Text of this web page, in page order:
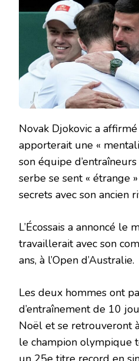
Novak Djokovic a
apporterait une «
son équipe
serbe se sent « étrange
secrets avec son ancien
L’Écossais a annoncé le
travaillerait avec son
ans, à l’Open d’Australie.
Les deux hommes ont
d’entraînement de 10
Noël et se retrouveront
le champion olympique